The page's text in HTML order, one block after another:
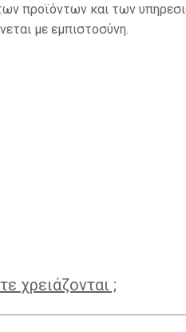
προϊόντων και των
με εμπιστοσύνη.
χρειάζονται ;